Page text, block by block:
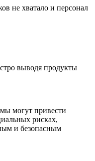
не хватало и персонал
выводя продукты
могут привести
рисках,
и безопасным